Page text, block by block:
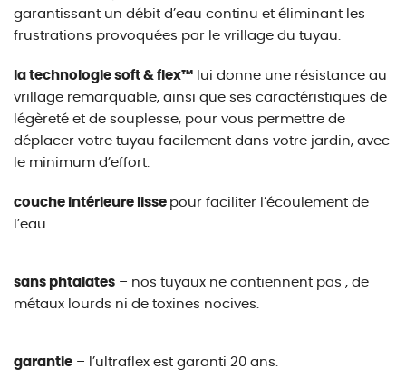
garantissant un débit d’eau continu et éliminant les
frustrations provoquées par le vrillage du tuyau.
la technologie soft & flex™ lui donne une résistance au
vrillage remarquable, ainsi que ses caractéristiques de
légèreté et de souplesse, pour vous permettre de
déplacer votre tuyau facilement dans votre jardin, avec
le minimum d’effort.
couche intérieure lisse pour faciliter l’écoulement de
l’eau.
sans phtalates – nos tuyaux ne contiennent pas , de
métaux lourds ni de toxines nocives.
garantie – l’ultraflex est garanti 20 ans.